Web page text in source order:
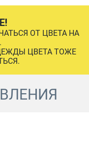
ОТ ЦВЕТА НА
ЦВЕТА ТОЖЕ